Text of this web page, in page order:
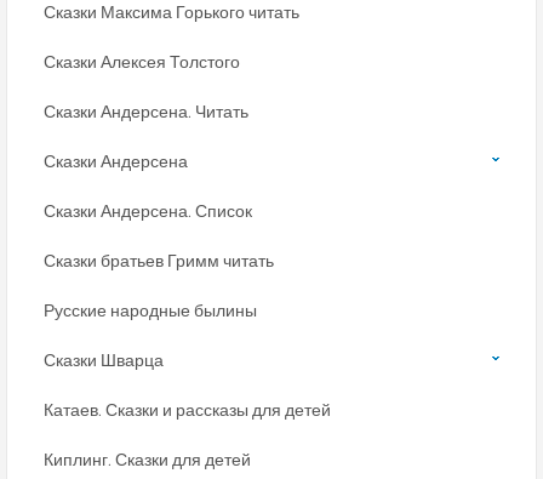
Сказки Максима Горького читать
Сказки Алексея Толстого
Сказки Андерсена. Читать
Сказки Андерсена
Сказки Андерсена. Список
Сказки братьев Гримм читать
Русские народные былины
Сказки Шварца
Катаев. Сказки и рассказы для детей
Киплинг. Сказки для детей